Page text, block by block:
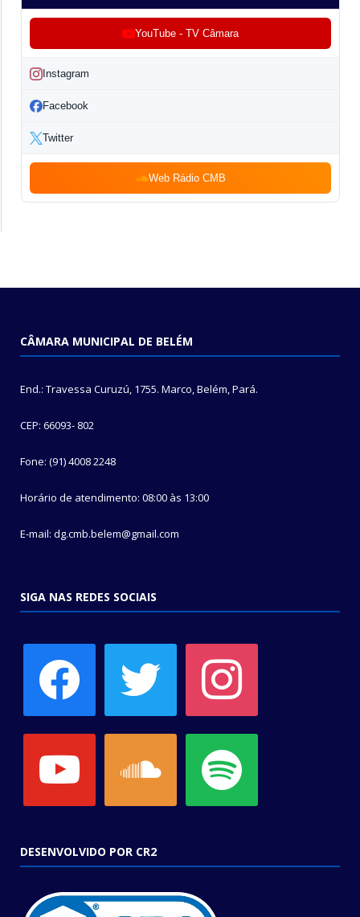
YouTube - TV Câmara
Instagram
Facebook
Twitter
Web Rádio CMB
CÂMARA MUNICIPAL DE BELÉM
End.: Travessa Curuzú, 1755. Marco, Belém, Pará.
CEP: 66093- 802
Fone: (91) 4008 2248
Horário de atendimento: 08:00 às 13:00
E-mail: dg.cmb.belem@gmail.com
SIGA NAS REDES SOCIAIS
DESENVOLVIDO POR CR2